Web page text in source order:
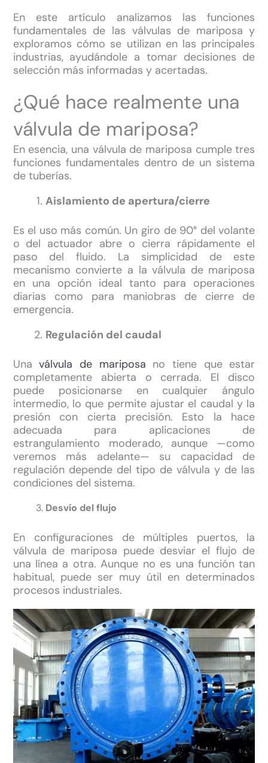
En este artículo analizamos las funciones
fundamentales de las válvulas de mariposa y
exploramos cómo se utilizan en las principales
industrias, ayudándole a tomar decisiones de
selección más informadas y acertadas.
¿Qué hace realmente una
válvula de mariposa?
En esencia, una válvula de mariposa cumple tres
funciones fundamentales dentro de un sistema
de tuberías.
Aislamiento de apertura/cierre
Es el uso más común. Un giro de 90° del volante
o del actuador abre o cierra rápidamente el
paso del fluido. La simplicidad de este
mecanismo convierte a la válvula de mariposa
en una opción ideal tanto para operaciones
diarias como para maniobras de cierre de
emergencia.
Regulación del caudal
Unaválvula de mariposa no tiene que estar
completamente abierta o cerrada. El disco
puede posicionarse en cualquier ángulo
intermedio, lo que permite ajustar el caudal y la
presión con cierta precisión. Esto la hace
adecuada para aplicaciones de
estrangulamiento moderado, aunque —como
veremos más adelante— su capacidad de
regulación depende del tipo de válvula y de las
condiciones del sistema.
Desvío del flujo
En configuraciones de múltiples puertos, la
válvula de mariposa puede desviar el flujo de
una línea a otra. Aunque no es una función tan
habitual, puede ser muy útil en determinados
procesos industriales.